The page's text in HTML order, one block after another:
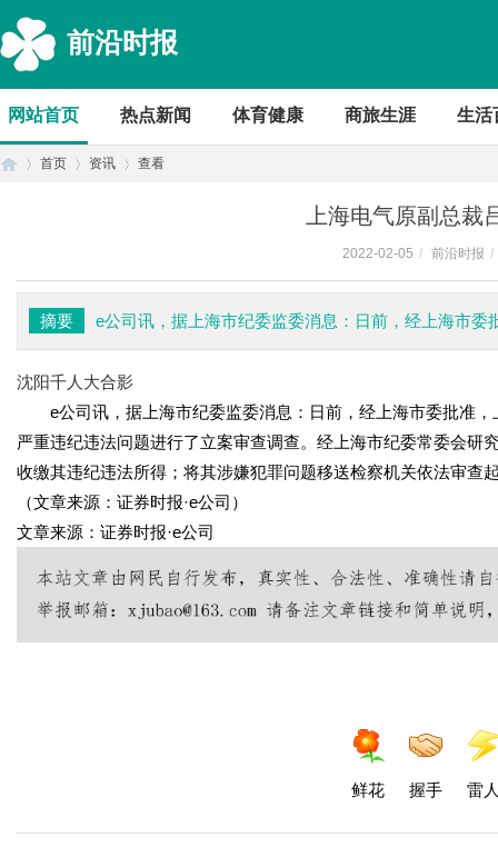
前沿时报
网站首页 热点新闻 体育健康 商旅生涯 生活
首页 资讯 查看
上海电气原副总裁
2022-02-05 / 前沿时报 /
摘要 e公司讯，据上海市纪委监委消息：日前，经上海市
沈阳千人大合影
e公司讯，据上海市纪委监委消息：日前，经上海市委批准，
严重违纪违法问题进行了立案审查调查。经上海市纪委常委会
收缴其违纪违法所得；将其涉嫌犯罪问题移送检察机关依法审查
（文章来源：证券时报·e公司）
文章来源：证券时报·e公司
鲜花 握手 雷